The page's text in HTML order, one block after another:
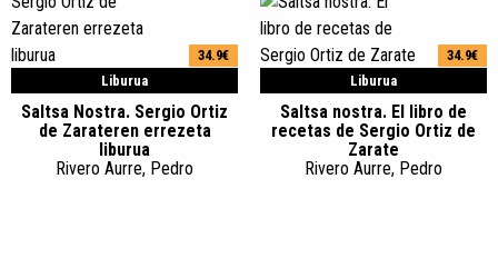
Liburua
34.9€
Saltsa Nostra. Sergio Ortiz
de Zarateren errezeta
liburua
Rivero Aurre, Pedro
Liburua
34.9€
Saltsa nostra. El libro de
recetas de Sergio Ortiz de
Zarate
Rivero Aurre, Pedro